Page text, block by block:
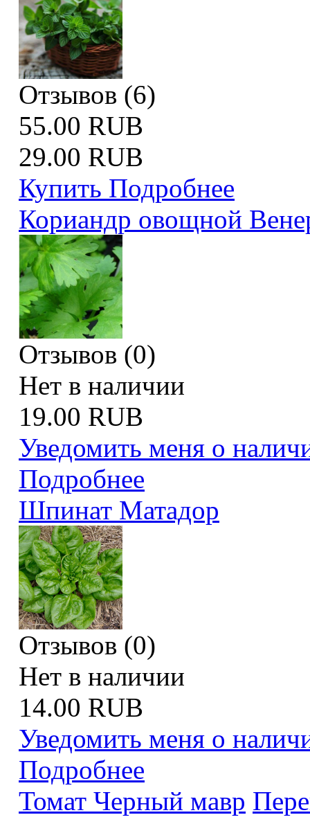
Отзывов (6)
55.00 RUB
29.00 RUB
Купить Подробнее
Кориандр овощной
Отзывов (0)
Нет в наличии
19.00 RUB
Уведомить меня о
Подробнее
Шпинат Матадор
Отзывов (0)
Нет в наличии
14.00 RUB
Уведомить меня о
Подробнее
Томат Черный мавр